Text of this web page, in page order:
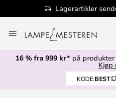
Lagerartikler
til
innhold
16 % fra 999 kr* på
Kjøp
KODE:BEST